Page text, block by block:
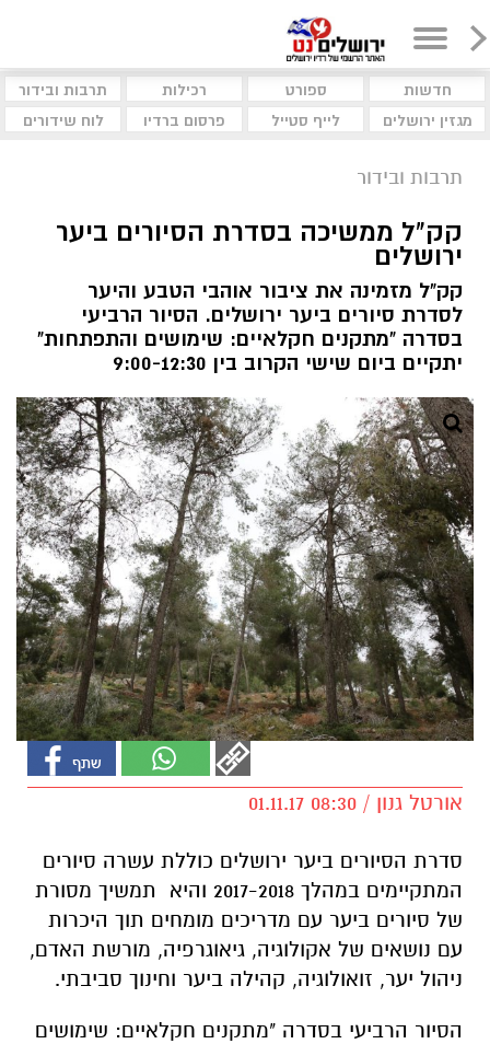
חדשות ספורט רכילות
תרבות ובידור
מגזין ירושלים
לייף סטייל פרסום ברדיו לוח שידורים
תרבות ובידור
קק"ל ממשיכה בסדרת הסיורים ביער
ירושלים
קק"ל מזמינה את ציבור אוהבי הטבע והיער
לסדרת סיורים ביער ירושלים. הסיור הרביעי
בסדרה "מתקנים חקלאיים: שימושים והתפתחות"
יתקיים ביום שישי הקרוב בין 9:00-12:30
אורטל גנון / 08:30 01.11.17
סדרת הסיורים ביער ירושלים כוללת עשרה סיורים
המתקיימים במהלך 2017-2018 והיא תמשיך מסורת
של סיורים ביער עם מדריכים מומחים תוך היכרות
עם נושאים של אקולוגיה, גיאוגרפיה, מורשת האדם,
ניהול יער, זואולוגיה, קהילה ביער וחינוך סביבתי.
הסיור הרביעי בסדרה "מתקנים חקלאיים: שימושים